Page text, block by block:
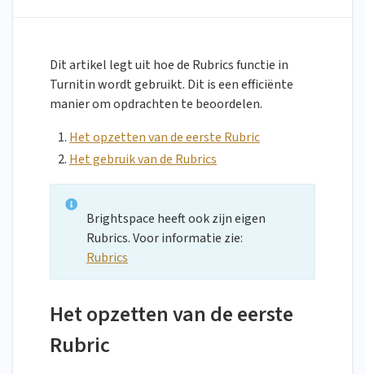
Dit artikel legt uit hoe de Rubrics functie in
Turnitin wordt gebruikt. Dit is een efficiënte
manier om opdrachten te beoordelen.
Het opzetten van de eerste Rubric
Het gebruik van de Rubrics
Brightspace heeft ook zijn eigen
Rubrics. Voor informatie zie:
Rubrics
Het opzetten van de eerste
Rubric